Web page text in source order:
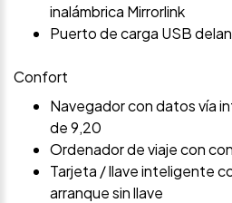
inalámbrica Mirrorlink
Puerto de carga USB
Confort
Navegador con datos vía
de 9,20
Ordenador de viaje con
Tarjeta / llave inteligente
arranque sin llave